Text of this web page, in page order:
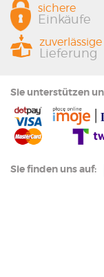
sichere
Einkäufe
zuverlässige
Lieferung
Sie unterstützen
Sie finden uns auf: